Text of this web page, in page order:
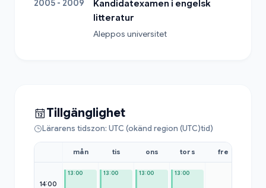
2005 - 2009
Kandidatexamen i engelsk
litteratur
Aleppos universitet
Tillgänglighet
Lärarens tidszon: UTC (okänd region (UTC)tid)
14:00
mån
13:00
tis
13:00
ons
13:00
tors
13:00
fre